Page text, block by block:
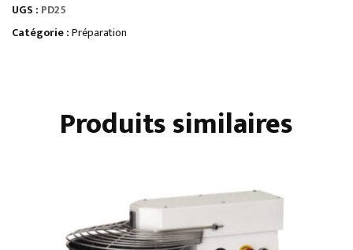
•
2
UGS : PD25
Catégorie :Préparation
Produits similaires